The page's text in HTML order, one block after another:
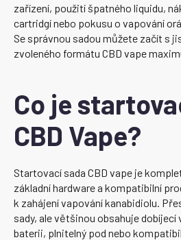
zařízení, použití špatného liquidu,
cartridgí nebo pokusu o vapování
Se správnou sadou můžete začít s
zvoleného formátu CBD vape
Co je
CBD Vape?
Startovací sada CBD vape je
základní hardware a kompatibilní
k zahájení vapování kanabidiolu.
sady, ale většinou obsahuje dobíjecí
baterii, plnitelný pod nebo